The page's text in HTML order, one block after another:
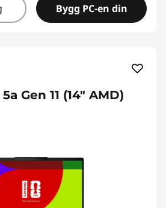
Bygg PC-en din
Gen 11 (14" AMD)